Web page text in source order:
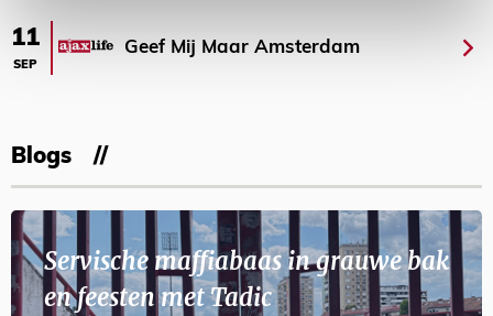
11
SEP
Geef Mij Maar Amsterdam
Blogs
Servische maffiabaas in grauwe bak
en feesten met Tadic